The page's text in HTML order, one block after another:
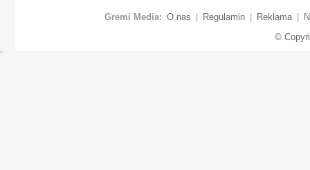
Gremi Media: O nas Regulamin Reklama
©